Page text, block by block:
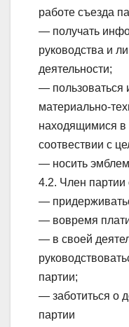
работе съезда
— получать
руководства и
деятельности;
— пользоваться
материально-
находящимися в
соотвествии с
— носить
4.2. Член партии
—
— вовремя
— в своей
партии;
— заботиться о
партии